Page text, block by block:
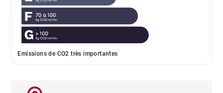
Emissions de CO2 très importantes